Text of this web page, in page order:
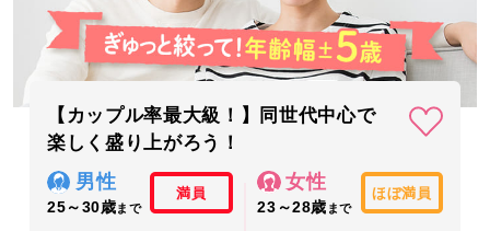
【カップル率最大級！】同世代中心で
楽しく盛り上がろう！
男性
25～30歳まで
満員
女性
23～28歳 まで
ほぼ満員